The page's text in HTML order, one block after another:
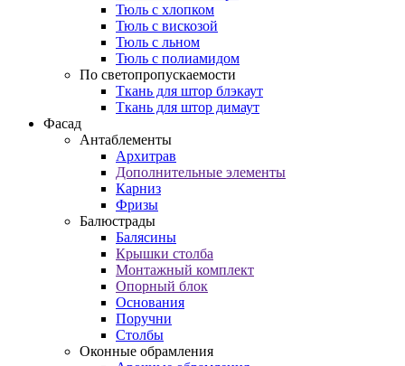
Тюль с хлопком
Тюль с вискозой
Тюль с льном
Тюль с полиамидом
По светопропускаемости
Ткань для штор блэкаут
Ткань для штор димаут
Фасад
Антаблементы
Архитрав
Дополнительные элементы
Карниз
Фризы
Балюстрады
Балясины
Крышки столба
Монтажный комплект
Опорный блок
Основания
Поручни
Столбы
Оконные обрамления